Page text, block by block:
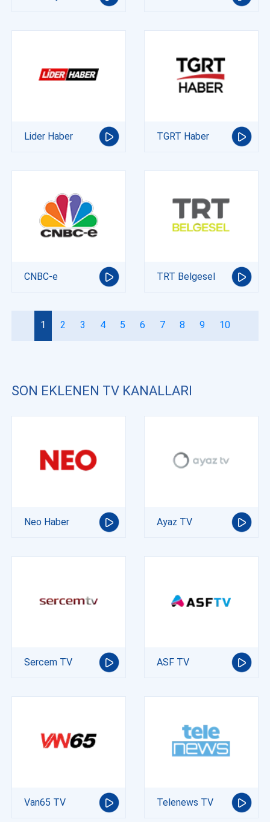
Lider Haber TGRT Haber
CNBC-e TRT Belgesel
1 2 3 4 5 6 7 8 9 10
SON EKLENEN TV KANALLARI
Neo Haber Ayaz TV
Sercem TV ASF TV
Van65 TV Telenews TV